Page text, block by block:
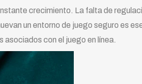
crecimiento. La falta de
un entorno de juego seguro es
con el juego en línea.